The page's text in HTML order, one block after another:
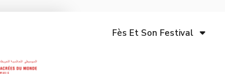
Fès Et Son Festival